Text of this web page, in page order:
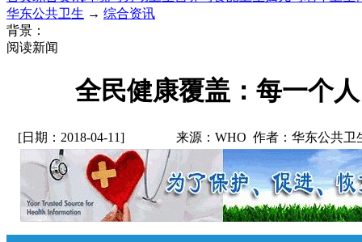
华东公共卫生 → 综合资讯
背景：
阅读新闻
全民健康覆盖：每一个
[日期：2018-04-11] 来源：WHO 作者：华东公共卫